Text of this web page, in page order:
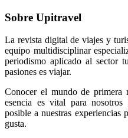
Sobre Upitravel
La revista digital de viajes y
equipo multidisciplinar
periodismo aplicado al sector
pasiones es viajar.
Conocer el mundo de primera
esencia es vital para
posible a nuestras experiencias
gusta.